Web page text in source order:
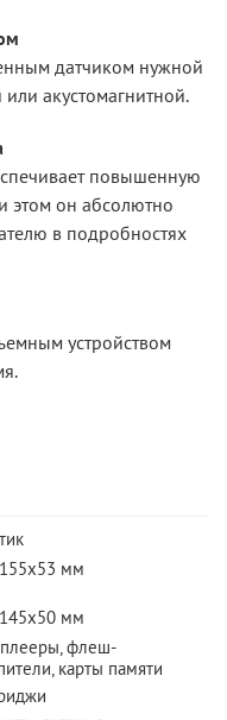
датчиком нужной
акустомагнитной.
повышенную
этом он абсолютно
в подробностях
устройством
мм
мм
флеш-
карты памяти